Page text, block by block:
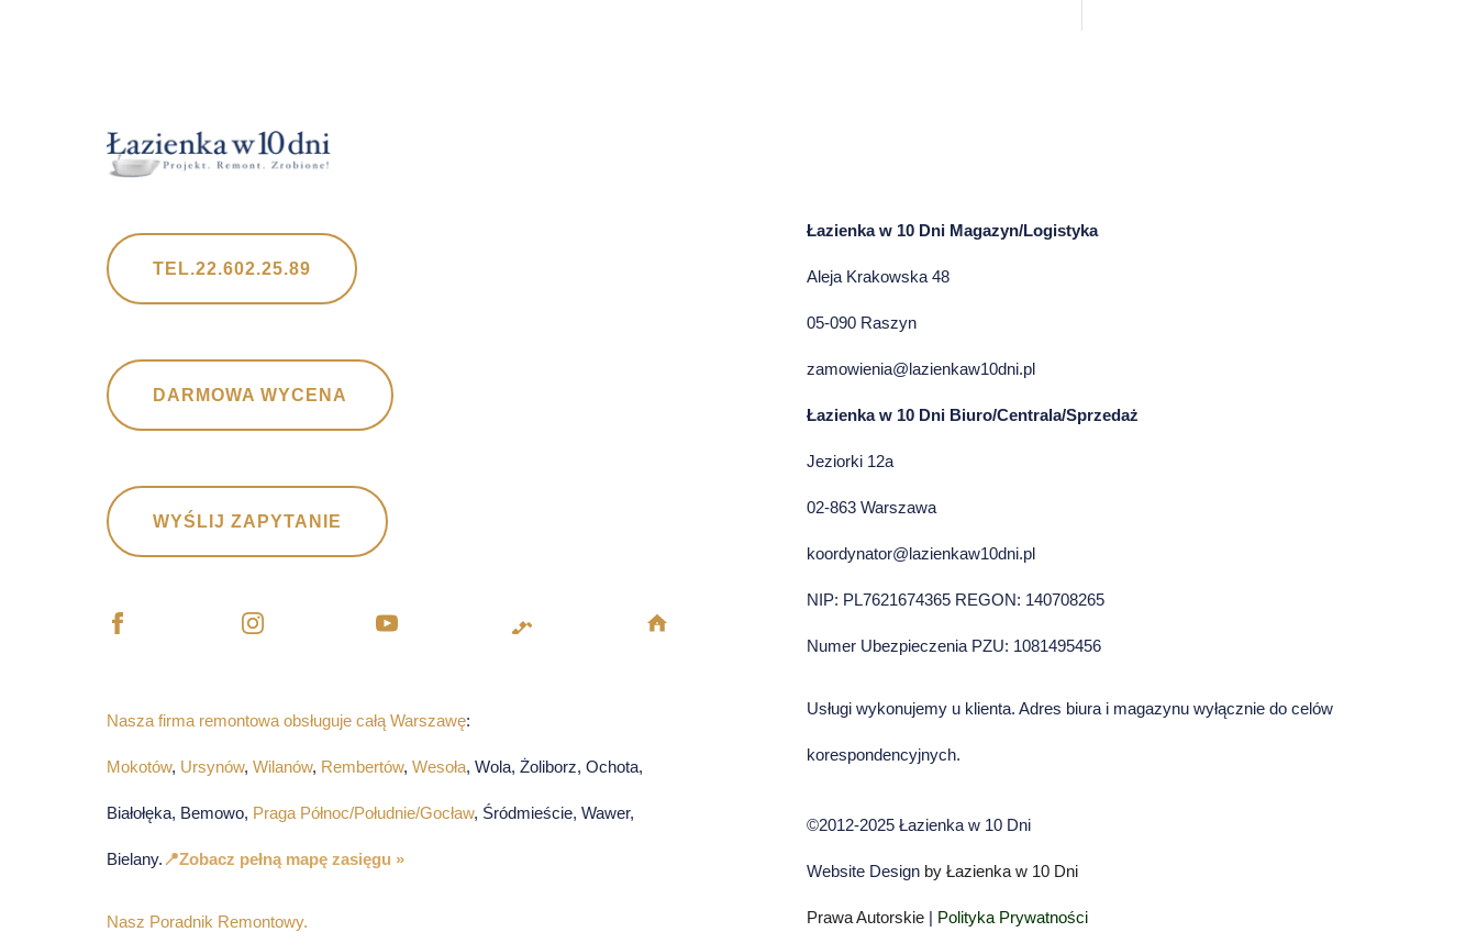
TEL.22.602.25.89
DARMOWA WYCENA
WYŚLIJ ZAPYTANIE
Nasza firma remontowa obsługuje całą Warszawę:
Mokotów, Ursynów,Wilanów, Rembertów,Wesoła, Wola, Żoliborz, Ochota,
Białołęka, Bemowo, Praga Północ/Południe/Gocław, Śródmieście, Wawer,
Bielany. 📍Zobacz pełną mapę zasięgu »
Nasz Poradnik Remontowy.
Łazienka w 10 Dni Magazyn/Logistyka
Aleja Krakowska 48
05-090 Raszyn
zamowienia@lazienkaw10dni.pl
Łazienka w 10 Dni Biuro/Centrala/Sprzedaż
Jeziorki 12a
02-863 Warszawa
koordynator@lazienkaw10dni.pl
NIP: PL7621674365 REGON: 140708265
Numer Ubezpieczenia PZU: 1081495456
Usługi wykonujemy u klienta. Adres biura i magazynu wyłącznie do celów
korespondencyjnych.
©2012-2025 Łazienka w 10 Dni
Website Design by Łazienka w 10 Dni
Prawa Autorskie | Polityka Prywatności